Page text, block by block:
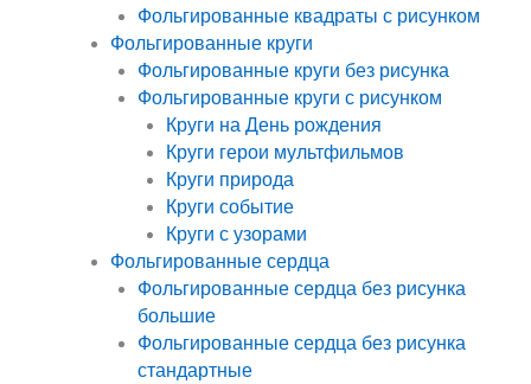
Фольгированные квадраты с рисунком
Фольгированные круги
Фольгированные круги без рисунка
Фольгированные круги с рисунком
Круги на День рождения
Круги герои мультфильмов
Круги природа
Круги событие
Круги с узорами
Фольгированные сердца
Фольгированные сердца без рисунка
большие
Фольгированные сердца без рисунка
стандартные